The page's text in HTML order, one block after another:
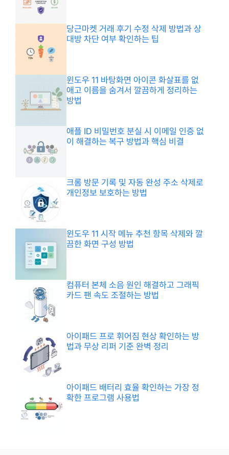
당근마켓 거래 후기 수정 삭제 방법과 상
대방 차단 여부 확인하는 팁
윈도우 11 바탕화면 아이콘 화살표를 없
애고 이름을 숨겨서 깔끔하게 정리하는
방법
애플 ID 비밀번호 분실 시 이메일 인증 없
이 해결하는 복구 방법과 핵심 비결
크롬 방문 기록 및 자동 완성 주소 삭제로
개인정보 보호하는 방법
윈도우 11 시작 메뉴 추천 항목 삭제와 깔
끔한 화면 구성 방법
컴퓨터 본체 소음 원인 해결하고 그래픽
카드 팬 속도 조절하는 방법
아이패드 프로 휘어짐 현상 확인하는 방
법과 무상 리퍼 기준 완벽 정리
아이패드 배터리 효율 확인하는 가장 정
확한 프로그램 사용법